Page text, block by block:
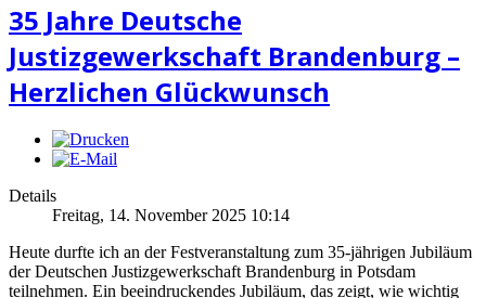
35 Jahre Deutsche
Justizgewerkschaft Brandenburg –
Herzlichen Glückwunsch
Details
Freitag, 14. November 2025 10:14
Heute durfte ich an der Festveranstaltung zum 35-jährigen Jubiläum
der Deutschen Justizgewerkschaft Brandenburg in Potsdam
teilnehmen. Ein beeindruckendes Jubiläum, das zeigt, wie wichtig